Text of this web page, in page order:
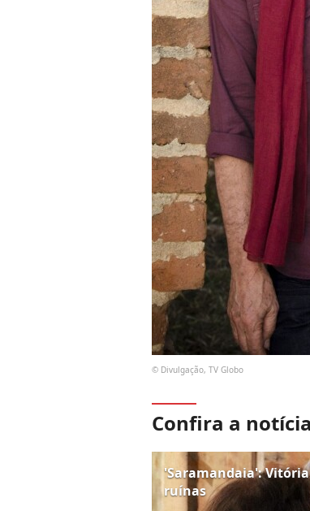
© Divulgação, TV Globo
Confira a
'Saramandaia': Vitória
ruínas